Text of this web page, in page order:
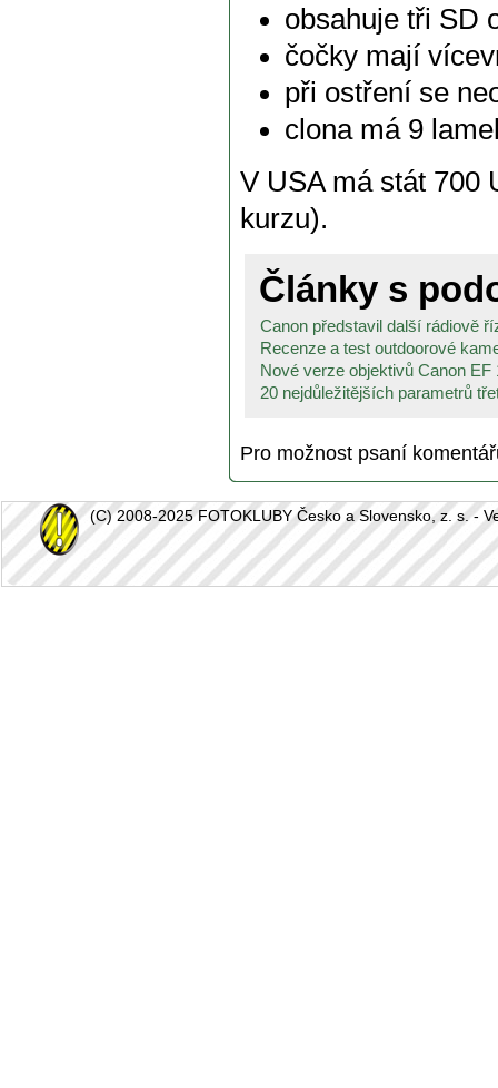
obsahuje tři SD
čočky mají
při ostření se
clona má 9
V USA má stát 700
kurzu).
Články s
Canon představil další rádiově
Recenze a test outdoorové
Nové verze objektivů Canon EF
20 nejdůležitějších parametrů
Pro možnost psaní
(C) 2008-2025 FOTOKLUBY Česko a Slovensko, z. s. -